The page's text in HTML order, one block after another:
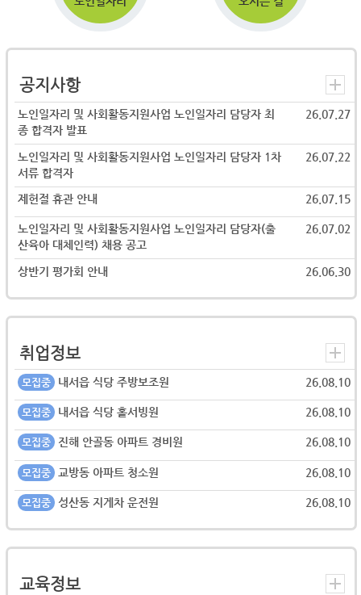
공지사항
노인일자리 및 사회활동지원사업 노인일자리 담당자 최
종 합격자 발표
26.07.27
노인일자리 및 사회활동지원사업 노인일자리 담당자 1차
서류 합격자
26.07.22
제헌절 휴관 안내 26.07.15
노인일자리 및 사회활동지원사업 노인일자리 담당자(출
산육아 대체인력) 채용 공고
26.07.02
상반기 평가회 안내 26.06.30
취업정보
모집중 내서읍 식당 주방보조원 26.08.10
모집중 내서읍 식당 홀서빙원 26.08.10
모집중 진해 안골동 아파트 경비원 26.08.10
모집중 교방동 아파트 청소원 26.08.10
모집중 성산동 지게차 운전원 26.08.10
교육정보